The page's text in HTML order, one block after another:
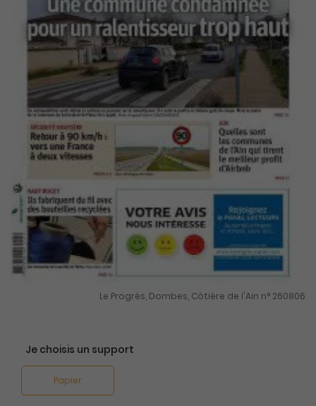
Le Progrès, Dombes, Côtière de l'Ain n° 260806
Je choisis un support
Papier